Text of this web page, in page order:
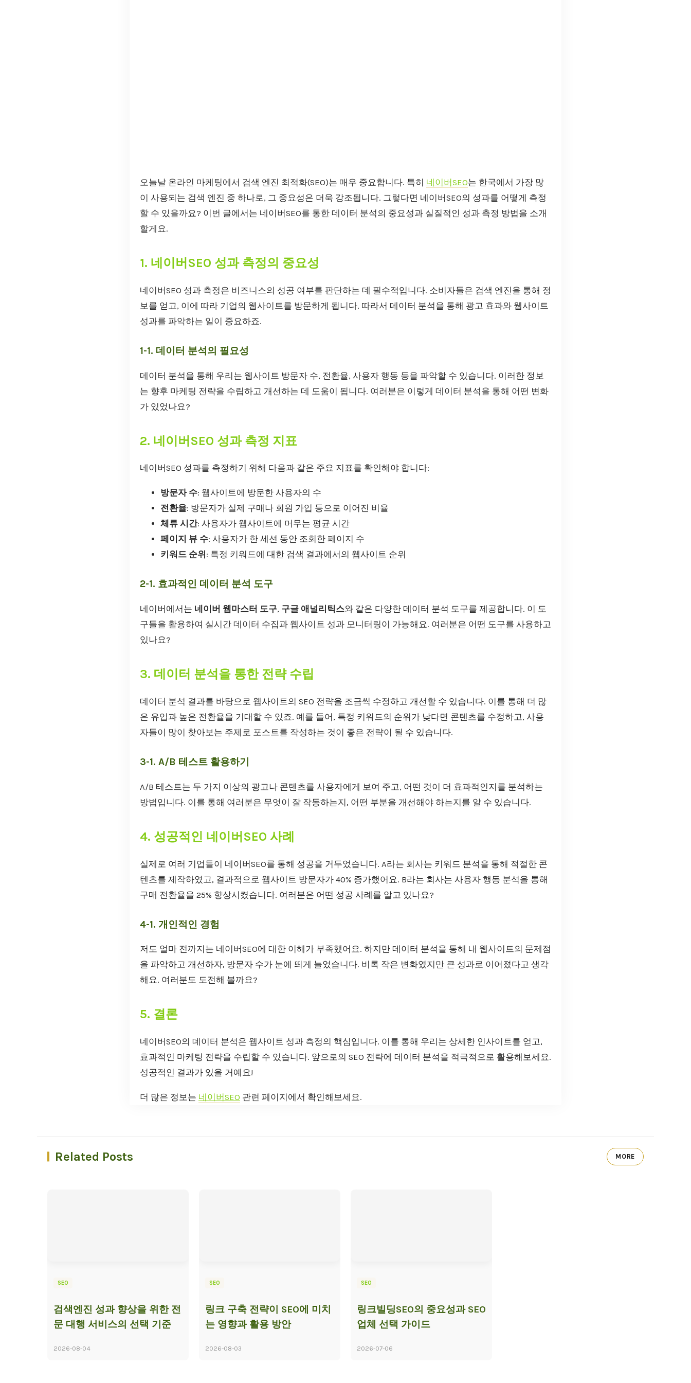
오늘날 온라인 마케팅에서 검색 엔진 최적화(SEO)는 매우 중요합니다. 특히 네이버SEO는 한국에서 가장 많
이 사용되는 검색 엔진 중 하나로, 그 중요성은 더욱 강조됩니다. 그렇다면 네이버SEO의 성과를 어떻게 측정
할 수 있을까요? 이번 글에서는 네이버SEO를 통한 데이터 분석의 중요성과 실질적인 성과 측정 방법을 소개
할게요.
1. 네이버SEO 성과 측정의 중요성
네이버SEO 성과 측정은 비즈니스의 성공 여부를 판단하는 데 필수적입니다. 소비자들은 검색 엔진을 통해 정
보를 얻고, 이에 따라 기업의 웹사이트를 방문하게 됩니다. 따라서 데이터 분석을 통해 광고 효과와 웹사이트
성과를 파악하는 일이 중요하죠.
1-1. 데이터 분석의 필요성
데이터 분석을 통해 우리는 웹사이트 방문자 수, 전환율, 사용자 행동 등을 파악할 수 있습니다. 이러한 정보
는 향후 마케팅 전략을 수립하고 개선하는 데 도움이 됩니다. 여러분은 이렇게 데이터 분석을 통해 어떤 변화
가 있었나요?
2. 네이버SEO 성과 측정 지표
네이버SEO 성과를 측정하기 위해 다음과 같은 주요 지표를 확인해야 합니다:
방문자 수: 웹사이트에 방문한 사용자의 수
전환율: 방문자가 실제 구매나 회원 가입 등으로 이어진 비율
체류 시간: 사용자가 웹사이트에 머무는 평균 시간
페이지 뷰 수: 사용자가 한 세션 동안 조회한 페이지 수
키워드 순위 : 특정 키워드에 대한 검색 결과에서의 웹사이트 순위
2-1. 효과적인 데이터 분석 도구
네이버에서는 네이버 웹마스터 도구, 구글 애널리틱스와 같은 다양한 데이터 분석 도구를 제공합니다. 이 도
구들을 활용하여 실시간 데이터 수집과 웹사이트 성과 모니터링이 가능해요. 여러분은 어떤 도구를 사용하고
있나요?
3. 데이터 분석을 통한 전략 수립
데이터 분석 결과를 바탕으로 웹사이트의 SEO 전략을 조금씩 수정하고 개선할 수 있습니다. 이를 통해 더 많
은 유입과 높은 전환율을 기대할 수 있죠. 예를 들어, 특정 키워드의 순위가 낮다면 콘텐츠를 수정하고, 사용
자들이 많이 찾아보는 주제로 포스트를 작성하는 것이 좋은 전략이 될 수 있습니다.
3-1. A/B 테스트 활용하기
A/B 테스트는 두 가지 이상의 광고나 콘텐츠를 사용자에게 보여 주고, 어떤 것이 더 효과적인지를 분석하는
방법입니다. 이를 통해 여러분은 무엇이 잘 작동하는지, 어떤 부분을 개선해야 하는지를 알 수 있습니다.
4. 성공적인 네이버SEO 사례
실제로 여러 기업들이 네이버SEO를 통해 성공을 거두었습니다. A라는 회사는 키워드 분석을 통해 적절한 콘
텐츠를 제작하였고, 결과적으로 웹사이트 방문자가 40% 증가했어요. B라는 회사는 사용자 행동 분석을 통해
구매 전환율을 25% 향상시켰습니다. 여러분은 어떤 성공 사례를 알고 있나요?
4-1. 개인적인 경험
저도 얼마 전까지는 네이버SEO에 대한 이해가 부족했어요. 하지만 데이터 분석을 통해 내 웹사이트의 문제점
을 파악하고 개선하자, 방문자 수가 눈에 띄게 늘었습니다. 비록 작은 변화였지만 큰 성과로 이어졌다고 생각
해요. 여러분도 도전해 볼까요?
5. 결론
네이버SEO의 데이터 분석은 웹사이트 성과 측정의 핵심입니다. 이를 통해 우리는 상세한 인사이트를 얻고,
효과적인 마케팅 전략을 수립할 수 있습니다. 앞으로의 SEO 전략에 데이터 분석을 적극적으로 활용해보세요.
성공적인 결과가 있을 거예요!
더 많은 정보는 네이버SEO 관련 페이지에서 확인해보세요.
Related Posts MORE
SEO
검색엔진 성과 향상을 위한 전
문 대행 서비스의 선택 기준
2026-08-04
SEO
링크 구축 전략이 SEO에 미치
는 영향과 활용 방안
2026-08-03
SEO
링크빌딩SEO의 중요성과 SEO
업체 선택 가이드
2026-07-06